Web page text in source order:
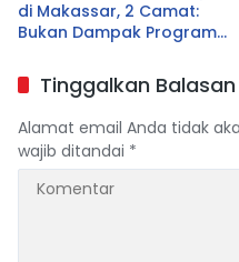
di Makassar, 2 Camat:
Bukan Dampak Program
Tinggalkan Balasan
Alamat email Anda tidak
wajib ditandai *